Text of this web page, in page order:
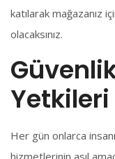
katılarak mağazanız
olacaksınız.
Yetkileri
Her gün onlarca
hizmetlerinin asıl